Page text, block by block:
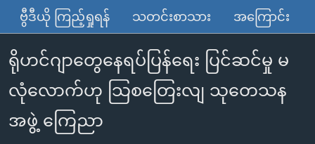
သည့်
Link
များ
ပင်မ
အကြောင်းအရာ
မြန်မာ
ကမ္ဘာ့သတင်းများ
နိုင်ငံတကာ
အမေရိကန်
အစ္စရေး-ပါလက်စတိုင်း
ဗွီဒီယို
သတင်းလွတ်လပ်ခွင့်
ရပ်ဝန်းတခု လမ်းတခု အလွန်
အင်္ဂလိပ်စာလေ့လာမယ်
ဗွီဒီယို ကြည့်ရှုရန် သတင်းစာသား အကြောင်း
ရိုဟင်ဂျာတွေနေရပ်ပြန်ရေး ပြင်ဆင်မှု မ
လုံလောက်ဟု သြစတြေးလျ သုတေသန
အဖွဲ့ ကြေညာ